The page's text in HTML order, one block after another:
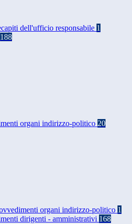
dell'ufficio responsabile 1
188
organi indirizzo-politico 20
organi indirizzo-politico 1
dirigenti - amministrativi 168